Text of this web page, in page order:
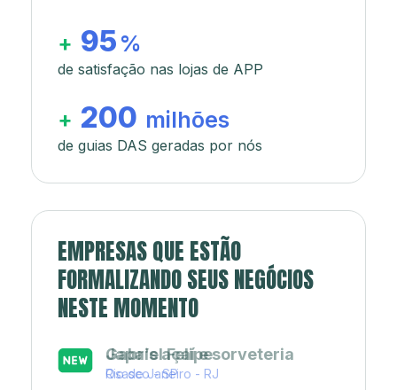
+ 95 %
de satisfação nas lojas de APP
+ 200 milhões
de guias DAS geradas por nós
EMPRESAS QUE ESTÃO
FORMALIZANDO SEUS NEGÓCIOS
NESTE MOMENTO
Japa’s açaí e sorveteria
Rio de Janeiro - RJ